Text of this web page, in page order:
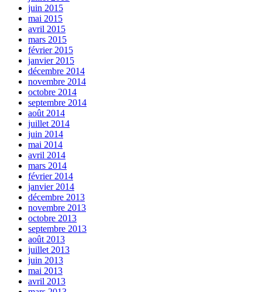
juin 2015
mai 2015
avril 2015
mars 2015
février 2015
janvier 2015
décembre 2014
novembre 2014
octobre 2014
septembre 2014
août 2014
juillet 2014
juin 2014
mai 2014
avril 2014
mars 2014
février 2014
janvier 2014
décembre 2013
novembre 2013
octobre 2013
septembre 2013
août 2013
juillet 2013
juin 2013
mai 2013
avril 2013